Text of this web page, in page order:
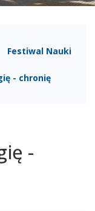
Festiwal Nauki
- chronię
-